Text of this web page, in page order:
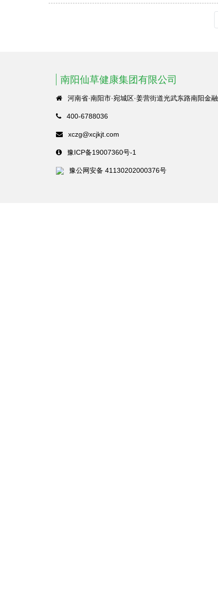
南阳仙草健康集团有限公司
河南省·南阳市·宛城区·姜营街道光武东路南阳金
400-6788036
xczg@xcjkjt.com
豫ICP备19007360号-1
豫公网安备 41130202000376号